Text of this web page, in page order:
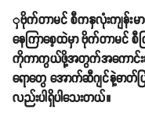
ဗိုက်တာမင် စီကနှလုံးကျန်းမာ
နေကြာစေ့ထဲမှာ ဗိုက်တာမင် စီ
ကိုကာကွယ်ဖို့အတွက်အကောင်းဆုံ
ရောတွေ အောက်ဆီဂျင်နဲ့ဓာတ်
လည်းပါရှိပါသေးတယ်။